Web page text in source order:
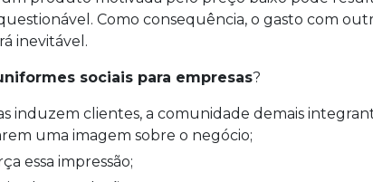
Como consequência, o gasto com
inevitável.
sociais para empresas?
uma imagem sobre o negócio;
essa impressão;